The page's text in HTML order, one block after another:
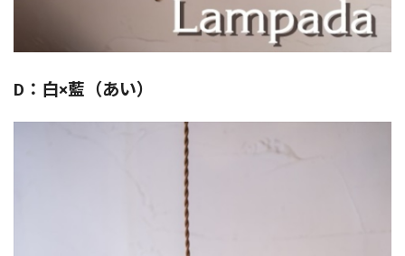
D：白×藍（あい）